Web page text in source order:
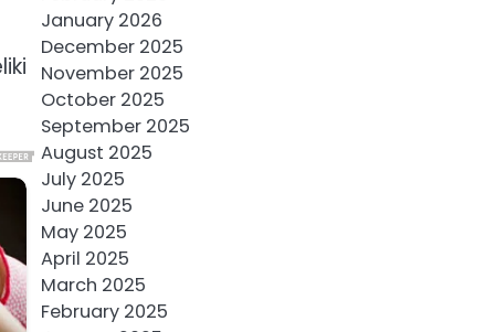
January 2026
December 2025
November 2025
October 2025
September 2025
August 2025
July 2025
June 2025
May 2025
April 2025
March 2025
February 2025